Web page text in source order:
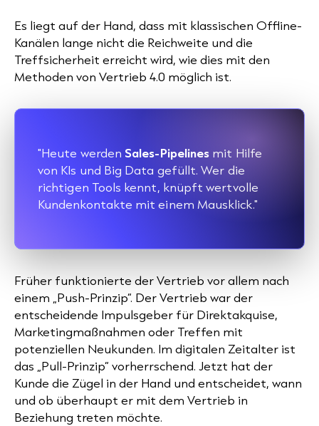
Es liegt auf der Hand, dass mit klassischen Offline-
Kanälen lange nicht die Reichweite und die
Treffsicherheit erreicht wird, wie dies mit den
Methoden von Vertrieb 4.0 möglich ist.
"Heute werden Sales-Pipelines mit Hilfe
von KIs und Big Data gefüllt. Wer die
richtigen Tools kennt, knüpft wertvolle
Kundenkontakte mit einem Mausklick."
Früher funktionierte der Vertrieb vor allem nach
einem „Push-Prinzip“. Der Vertrieb war der
entscheidende Impulsgeber für Direktakquise,
Marketingmaßnahmen oder Treffen mit
potenziellen Neukunden. Im digitalen Zeitalter ist
das „Pull-Prinzip“ vorherrschend. Jetzt hat der
Kunde die Zügel in der Hand und entscheidet, wann
und ob überhaupt er mit dem Vertrieb in
Beziehung treten möchte.